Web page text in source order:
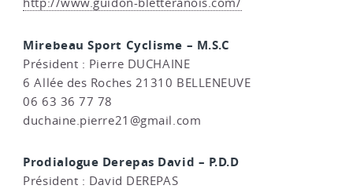
http://www.guidon-bletteranois.com/
Mirebeau Sport Cyclisme – M.S.C
Président : Pierre DUCHAINE
6 Allée des Roches 21310 BELLENEUVE
06 63 36 77 78
duchaine.pierre21@gmail.com
Prodialogue Derepas David – P.D.D
Président : David DEREPAS